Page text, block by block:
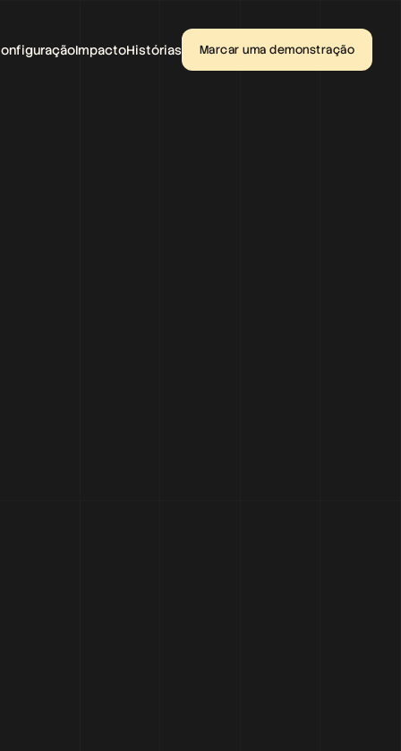
ImpactoHistórias Marcar uma demonstração